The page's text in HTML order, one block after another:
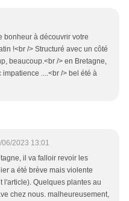
bonheur à découvrir votre
!<br /> Structuré avec un côté
beaucoup.<br /> en Bretagne,
....<br /> bel été à
06/2023 13:01
il va falloir revoir les
a été brève mais violente
l'article). Quelques plantes au
chez nous. malheureusement,